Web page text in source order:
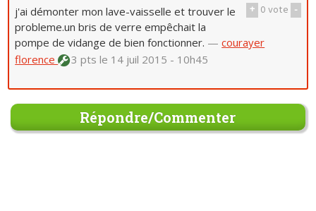
+ 0vote -
j'ai démonter mon lave-vaisselle et trouver le
probleme.un bris de verre empêchait la
pompe de vidange de bien fonctionner. —courayer
florence
3 ptsle 14 juil 2015 - 10h45
Répondre/Commenter